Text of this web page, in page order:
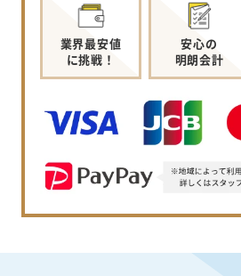
業界最安値
に挑戦！
安心の
明朗会計